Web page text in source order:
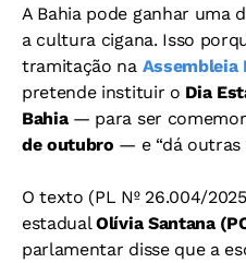
A Bahia pode ganhar uma
a cultura cigana. Isso
tramitação na Assembleia
pretende instituir o Dia
Bahia— para ser
de outubro — e “dá outras
O texto (PL Nº 26.004/
estadualOlívia Santana
parlamentar disse que a